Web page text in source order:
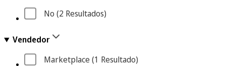
No (2 Resultados)
Vendedor
Marketplace (1 Resultado)